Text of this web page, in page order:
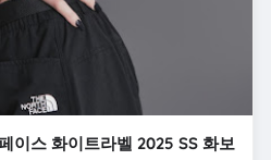
이스 화이트라벨 2025 SS 화보